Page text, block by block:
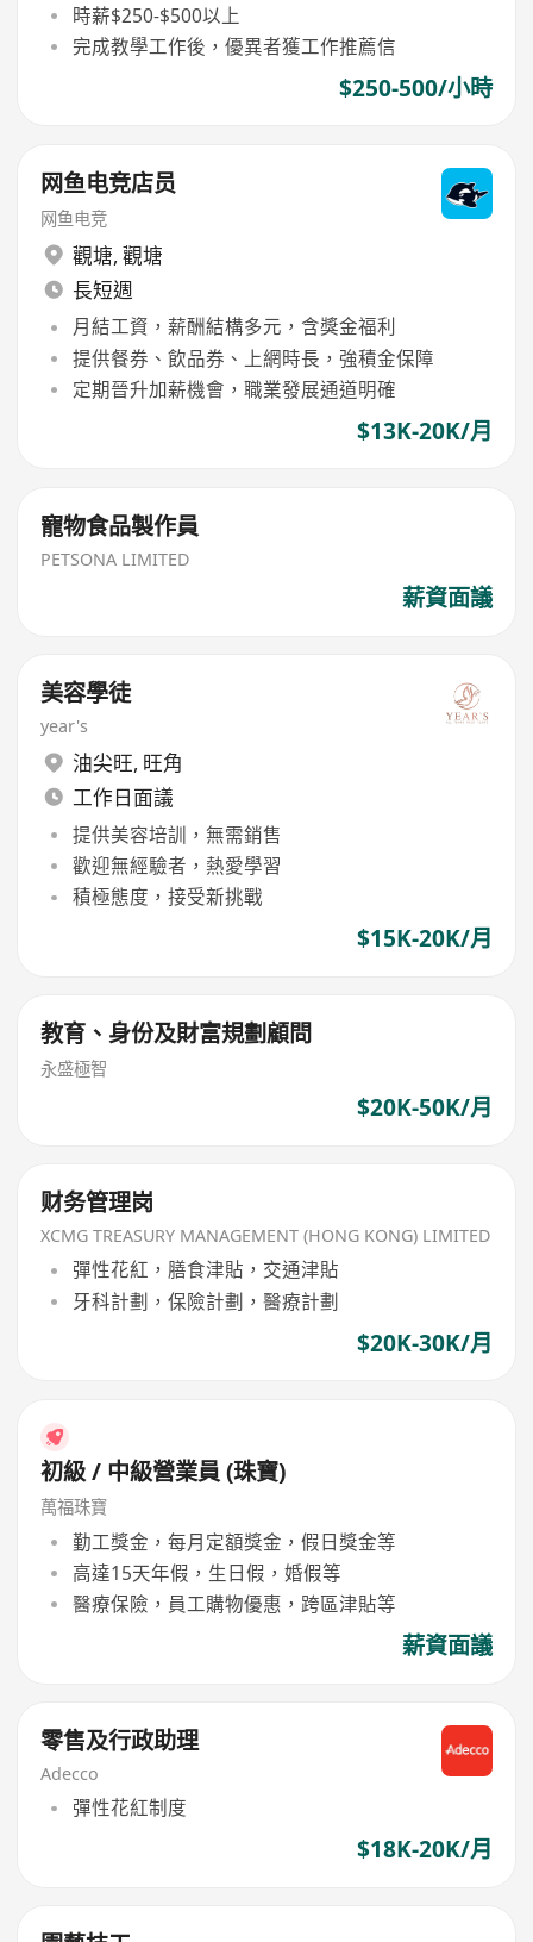
時薪$250-$500以上
完成教學工作後，優異者獲工作推薦信
$250-500/小時
网鱼电竞店员
网鱼电竞
觀塘, 觀塘
長短週
月結工資，薪酬結構多元，含獎金福利
提供餐券、飲品券、上網時長，強積金保障
定期晉升加薪機會，職業發展通道明確
$13K-20K/月
寵物食品製作員
PETSONA LIMITED
薪資面議
美容學徒
year's
油尖旺, 旺角
工作日面議
提供美容培訓，無需銷售
歡迎無經驗者，熱愛學習
積極態度，接受新挑戰
$15K-20K/月
教育、身份及財富規劃顧問
永盛極智
$20K-50K/月
财务管理岗
XCMG TREASURY MANAGEMENT (HONG KONG) LIMITED
彈性花紅，膳食津貼，交通津貼
牙科計劃，保險計劃，醫療計劃
$20K-30K/月
初級 / 中級營業員 (珠寶)
萬福珠寶
勤工獎金，每月定額獎金，假日獎金等
高達15天年假，生日假，婚假等
醫療保險，員工購物優惠，跨區津貼等
薪資面議
零售及行政助理
Adecco
彈性花紅制度
$18K-20K/月